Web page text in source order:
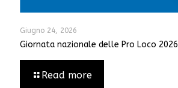
Giugno 24, 2026
Giornata nazionale delle Pro Loco 2026
Read more